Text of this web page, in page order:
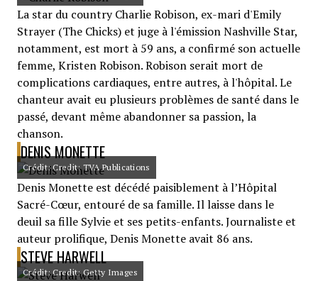
La star du country Charlie Robison, ex-mari d'Emily
Strayer (The Chicks) et juge à l'émission Nashville Star,
notamment, est mort à 59 ans, a confirmé son actuelle
femme, Kristen Robison. Robison serait mort de
complications cardiaques, entre autres, à l'hôpital. Le
chanteur avait eu plusieurs problèmes de santé dans le
passé, devant même abandonner sa passion, la
chanson.
DENIS MONETTE
Crédit: Credit: TVA Publications
Denis Monette est décédé paisiblement à l’Hôpital
Sacré-Cœur, entouré de sa famille. Il laisse dans le
deuil sa fille Sylvie et ses petits-enfants. Journaliste et
auteur prolifique, Denis Monette avait 86 ans.
STEVE HARWELL
Crédit: Credit: Getty Images